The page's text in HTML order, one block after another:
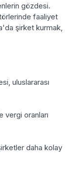
gözdesi.
faaliyet
şirket kurmak,
uluslararası
vergi oranları
daha kolay